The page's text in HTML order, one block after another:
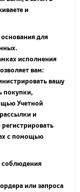
и
для
исполнения
вам:
вашу
покупки,
Учетной
и
с помощью
соблюдения
или запроса